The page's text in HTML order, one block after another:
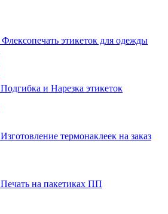
Флексопечать этикеток для одежды
Подгибка и Нарезка этикеток
Изготовление термонаклеек на заказ
Печать на пакетиках ПП